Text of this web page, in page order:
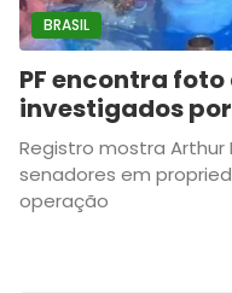
BRASIL
PF encontra
investigados por
Registro mostra Arthur
senadores em
operação